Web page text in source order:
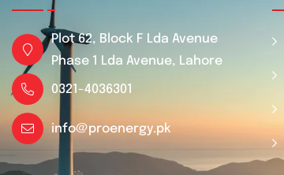
Plot 62, Block F Lda Avenue
Phase 1 Lda Avenue, Lahore
0321-4036301
info@proenergy.pk